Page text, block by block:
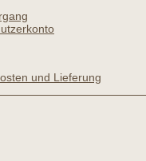
und Lieferung